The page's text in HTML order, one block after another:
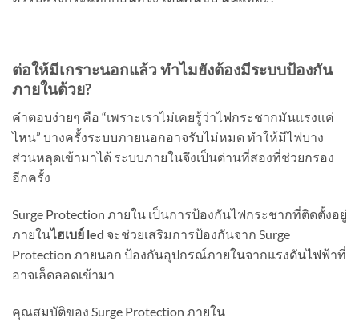
ต่อให้มีเกราะนอกแล้ว ทำไมยังต้องมีระบบป้องกัน
ภายในด้วย?
คำตอบง่ายๆ คือ “เพราะเราไม่เคยรู้ว่าไฟกระชากมันแรงแค่
ไหน” บางครั้งระบบภายนอกอาจรับไม่หมด ทำให้มีไฟบาง
ส่วนหลุดเข้ามาได้ ระบบภายในจึงเป็นด่านที่สองที่ช่วยกรอง
อีกครั้ง
Surge Protection ภายใน เป็นการป้องกันไฟกระชากที่ติดตั้งอยู่
ภายในไฮเบย์ led จะช่วยเสริมการป้องกันจาก Surge
Protection ภายนอก ป้องกันอุปกรณ์ภายในจากแรงดันไฟฟ้าที่
อาจเล็ดลอดเข้ามา
คุณสมบัติของ Surge Protection ภายใน